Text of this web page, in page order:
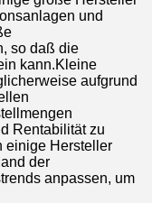
und
so daß die
kann.Kleine
aufgrund
Rentabilität zu
einige Hersteller
der
anpassen, um